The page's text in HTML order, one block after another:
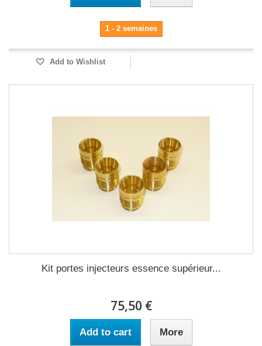
1 - 2 semaines
Add to Wishlist
Kit portes injecteurs essence supérieur...
75,50 €
Add to cart More